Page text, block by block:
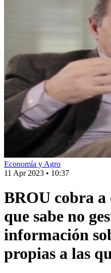
Economía y Agro
11 Apr 2023 • 10:37
BROU cobra a
que sabe no
información
propias a las